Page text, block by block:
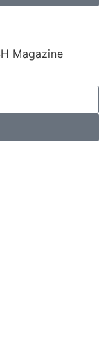
Magazine